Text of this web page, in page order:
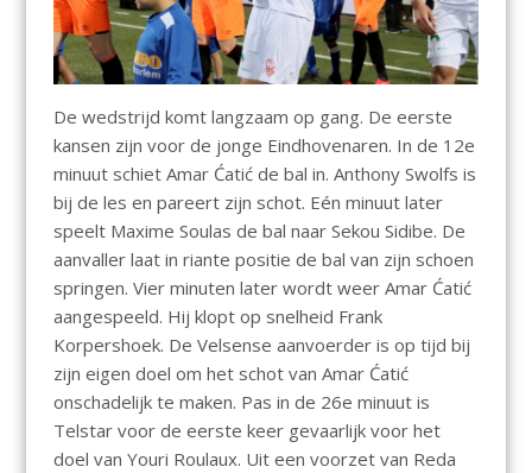
De wedstrijd komt langzaam op gang. De eerste
kansen zijn voor de jonge Eindhovenaren. In de 12e
minuut schiet Amar Ćatić de bal in. Anthony Swolfs is
bij de les en pareert zijn schot. Eén minuut later
speelt Maxime Soulas de bal naar Sekou Sidibe. De
aanvaller laat in riante positie de bal van zijn schoen
springen. Vier minuten later wordt weer Amar Ćatić
aangespeeld. Hij klopt op snelheid Frank
Korpershoek. De Velsense aanvoerder is op tijd bij
zijn eigen doel om het schot van Amar Ćatić
onschadelijk te maken. Pas in de 26e minuut is
Telstar voor de eerste keer gevaarlijk voor het
doel van Youri Roulaux. Uit een voorzet van Reda